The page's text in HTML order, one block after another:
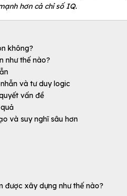
hơn cả chỉ số IQ.
không?
như thế nào?
và tư duy logic
vấn đề
và suy nghĩ sâu hơn
được xây dựng như thế nào?